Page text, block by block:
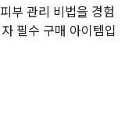
부 관리 비법을 경험
필수 구매 아이템입